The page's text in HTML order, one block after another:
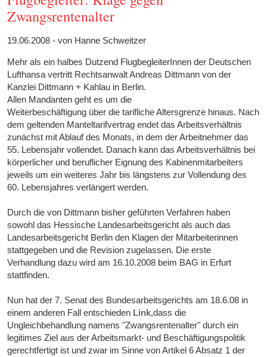
Zwangsrentenalter
19.06.2008 - von Hanne Schweitzer
Mehr als ein halbes Dutzend FlugbegleiterInnen der Deutschen
Lufthansa vertritt Rechtsanwalt Andreas Dittmann von der
Kanzlei Dittmann + Kahlau in Berlin.
Allen Mandanten geht es um die
Weiterbeschäftigung über die tarifliche Altersgrenze hinaus. Nach
dem geltenden Manteltarifvertrag endet das Arbeitsverhältnis
zunächst mit Ablauf des Monats, in dem der Arbeitnehmer das
55. Lebensjahr vollendet. Danach kann das Arbeitsverhältnis bei
körperlicher und beruflicher Eignung des Kabinenmitarbeiters
jeweils um ein weiteres Jahr bis längstens zur Vollendung des
60. Lebensjahres verlängert werden.
Durch die von Dittmann bisher geführten Verfahren haben
sowohl das Hessische Landesarbeitsgericht als auch das
Landesarbeitsgericht Berlin den Klagen der Mitarbeiterinnen
stattgegeben und die Revision zugelassen. Die erste
Verhandlung dazu wird am 16.10.2008 beim BAG in Erfurt
stattfinden.
Nun hat der 7. Senat des Bundesarbeitsgerichts am 18.6.08 in
einem anderen Fall entschieden Link,dass die
Ungleichbehandlung namens "Zwangsrentenalter" durch ein
legitimes Ziel aus der Arbeitsmarkt- und Beschäftigungspolitik
gerechtfertigt ist und zwar im Sinne von Artikel 6 Absatz 1 der